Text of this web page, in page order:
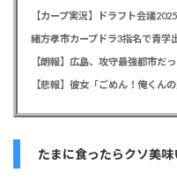
【カープ実況】ドラフト会議
【朗報】広島、攻守最強都市だ
たまに食ったらクソ美味